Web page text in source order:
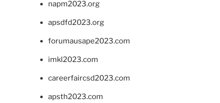
napm2023.org
apsdfd2023.org
forumausape2023.com
imkl2023.com
careerfaircsd2023.com
apsth2023.com